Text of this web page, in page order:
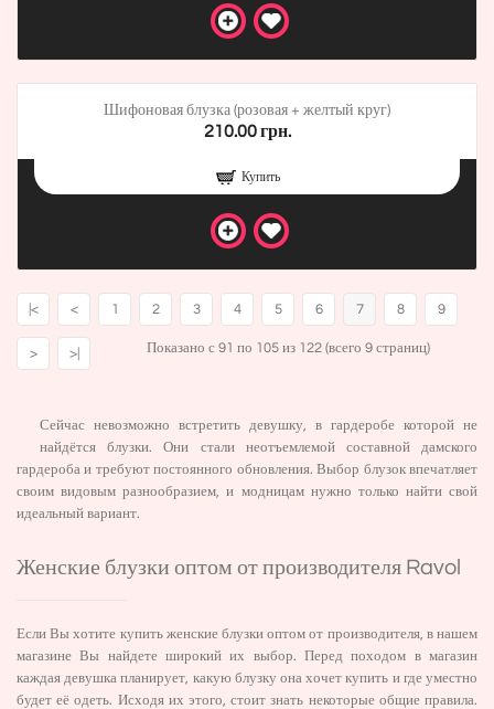
Шифоновая блузка (розовая + желтый круг)
210.00 грн.
Купить
|< < 1 2 3 4 5 6 7 8 9
> >| Показано с 91 по 105 из 122 (всего 9 страниц)
Сейчас невозможно встретить девушку, в гардеробе которой не
найдётся блузки. Они стали неотъемлемой составной дамского
гардероба и требуют постоянного обновления. Выбор блузок впечатляет
своим видовым разнообразием, и модницам нужно только найти свой
идеальный вариант.
Женские блузки оптом от производителя Ravol
Если Вы хотите купить женские блузки оптом от производителя, в нашем
магазине Вы найдете широкий их выбор. Перед походом в магазин
каждая девушка планирует, какую блузку она хочет купить и где уместно
будет её одеть. Исходя их этого, стоит знать некоторые общие правила.